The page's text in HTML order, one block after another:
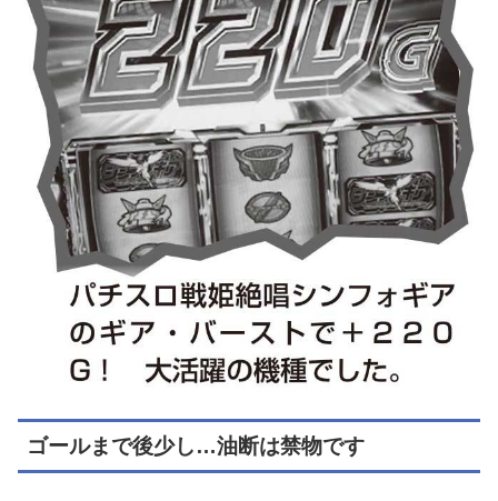
ゴールまで後少し…油断は禁物です